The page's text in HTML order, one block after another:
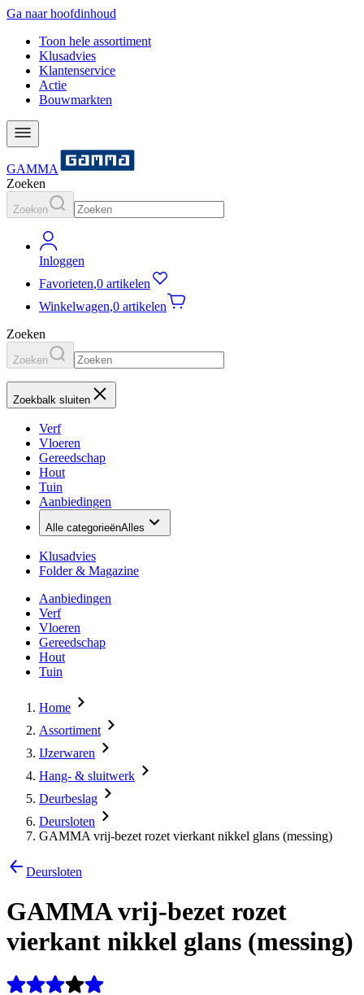
Ga naar hoofdinhoud
Toon hele assortiment
Klusadvies
Klantenservice
Actie
Bouwmarkten
GAMMA
Zoeken
Zoeken
Inloggen
Favorieten,0 artikelen
Winkelwagen,0 artikelen
Zoeken
Zoeken
Zoekbalk sluiten
Verf
Vloeren
Gereedschap
Hout
Tuin
Aanbiedingen
Alle categorieënAlles
Klusadvies
Folder & Magazine
Aanbiedingen
Verf
Vloeren
Gereedschap
Hout
Tuin
Home
Assortiment
IJzerwaren
Hang- & sluitwerk
Deurbeslag
Deursloten
GAMMA vrij-bezet rozet vierkant nikkel glans (messing)
Deursloten
GAMMA vrij-bezet rozet
vierkant nikkel glans (messing)